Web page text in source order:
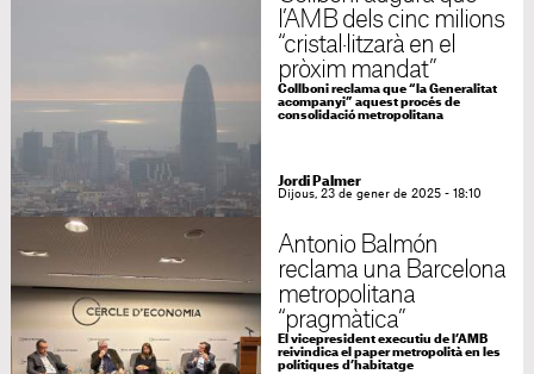
l’AMB dels cinc milions
“cristal·litzarà en el
pròxim mandat”
Collboni reclama que “la Generalitat
acompanyi” aquest procés de
consolidació metropolitana
Jordi Palmer
Dijous, 23 de gener de 2025 - 18:10
Antonio Balmón
reclama una Barcelona
metropolitana
“pragmàtica”
El vicepresident executiu de l’AMB
reivindica el paper metropolità en les
polítiques d’habitatge